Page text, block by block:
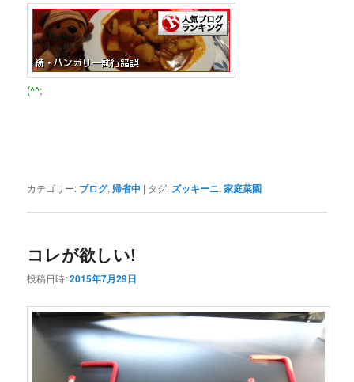
(^^;
カテゴリー: ブログ, 帰省中 | タグ: ズッキーニ,家庭菜園
コレが欲しい!
投稿日時:2015年7月29日